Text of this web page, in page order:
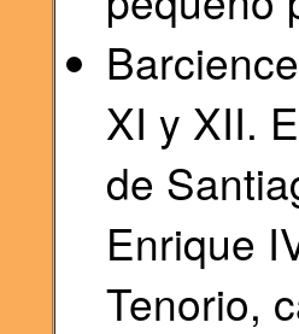
XI y XII.
de
Enrique
Tenorio,